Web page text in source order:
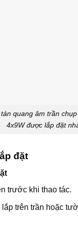
quang âm trần
4x9W được lắp đặt
đặt
trước khi thao tác.
lắp trên trần hoặc